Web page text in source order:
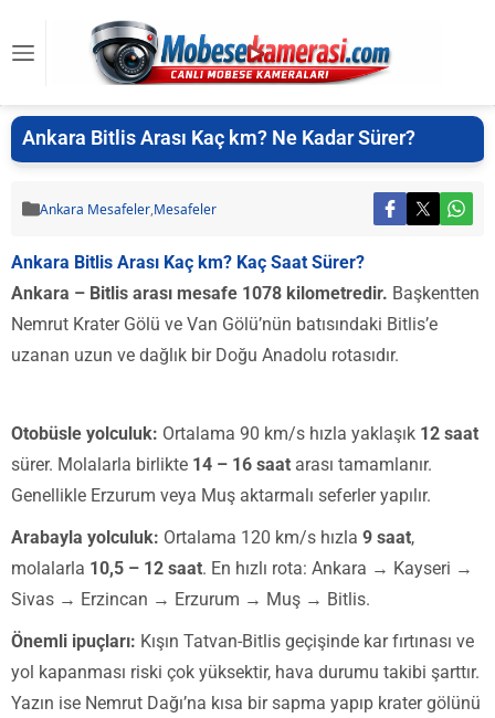
Ankara Bitlis Arası Kaç km? Ne Kadar Sürer?
Ankara Mesafeler,Mesafeler
Ankara Bitlis Arası Kaç km? Kaç Saat Sürer?
Ankara – Bitlis arası mesafe 1078 kilometredir. Başkentten
Nemrut Krater Gölü ve Van Gölü’nün batısındaki Bitlis’e
uzanan uzun ve dağlık bir Doğu Anadolu rotasıdır.
Otobüsle yolculuk: Ortalama 90 km/s hızla yaklaşık 12 saat
sürer. Molalarla birlikte 14 – 16 saat arası tamamlanır.
Genellikle Erzurum veya Muş aktarmalı seferler yapılır.
Arabayla yolculuk: Ortalama 120 km/s hızla 9 saat,
molalarla 10,5 – 12 saat. En hızlı rota: Ankara → Kayseri →
Sivas → Erzincan → Erzurum → Muş → Bitlis.
Önemli ipuçları: Kışın Tatvan-Bitlis geçişinde kar fırtınası ve
yol kapanması riski çok yüksektir, hava durumu takibi şarttır.
Yazın ise Nemrut Dağı’na kısa bir sapma yapıp krater gölünü